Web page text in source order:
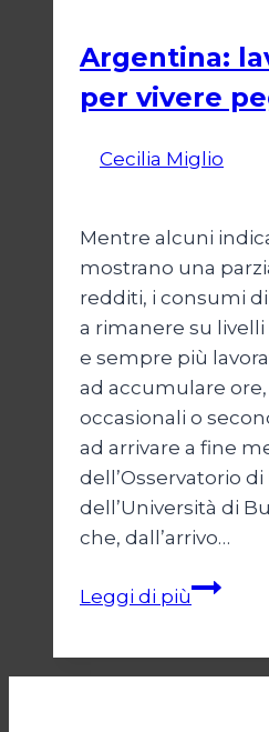
Argentina:
per vivere
Cecilia Miglio
Mentre alcuni
mostrano una
redditi, i consumi
a rimanere su
e sempre più
ad accumulare
occasionali o
ad arrivare a fine
dell’Osservatorio
dell’Università di
che, dall’arrivo…
Leggi di più
più